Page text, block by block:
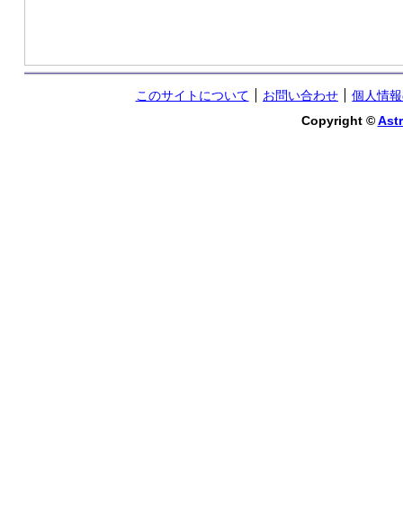
このサイトについて お問い合わせ
個人情
Copyright ©